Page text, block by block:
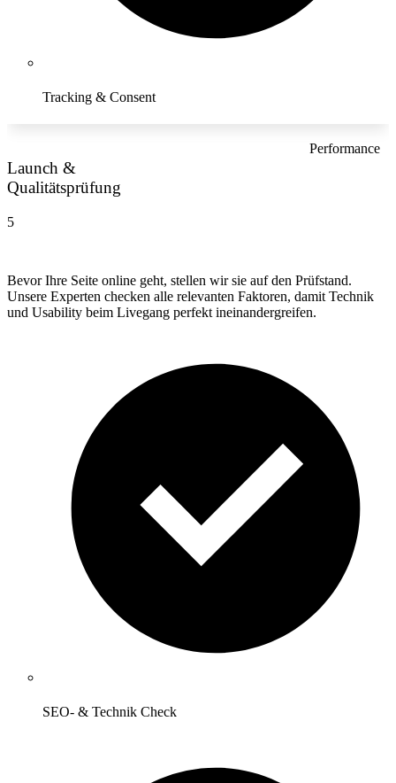
Tracking & Consent
Performance
Launch &
Qualitätsprüfung
5
Bevor Ihre Seite online geht, stellen wir sie auf den Prüfstand.
Unsere Experten checken alle relevanten Faktoren, damit Technik
und Usability beim Livegang perfekt ineinandergreifen.
SEO- & Technik Check